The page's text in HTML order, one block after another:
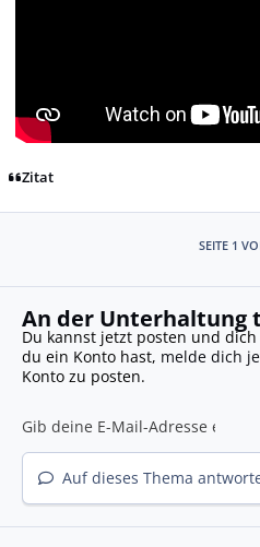
Zitat
SEITE 1
An der Unterhaltung
Du kannst jetzt posten und
du ein Konto hast, melde dich
Konto zu posten.
Auf dieses Thema